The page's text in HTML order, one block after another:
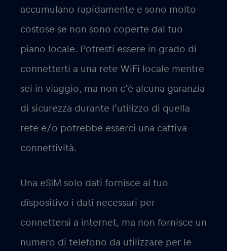
accumulano rapidamente e sono molto
costose se non sono coperte dal tuo
piano locale. Potresti essere in grado di
connetterti a una rete WiFi locale mentre
sei in viaggio, ma non c’è alcuna garanzia
di sicurezza durante l’utilizzo di quella
rete e/o potrebbe esserci una cattiva
connettività.
Una eSIM solo dati fornisce al tuo
dispositivo i dati necessari per
connettersi a internet, ma non fornisce un
numero di telefono da utilizzare per le